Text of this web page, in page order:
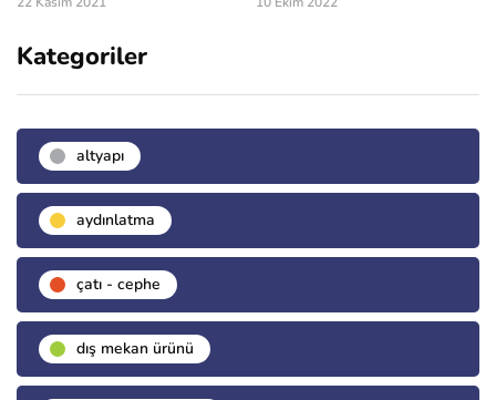
Kategoriler
altyapı
aydınlatma
çatı - cephe
dış mekan ürünü